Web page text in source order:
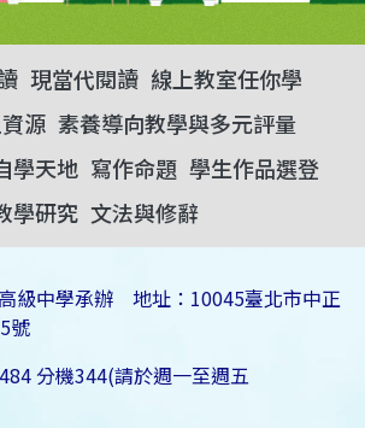
現當代閱讀 線上教室任你學
源 素養導向教學與多元評量
學天地 寫作命題 學生作品選登
學研究 文法與修辭
級中學承辦 地址：10045臺北市中正
號
分機344(請於週一至週五